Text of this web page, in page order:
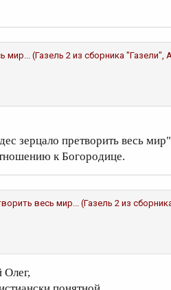
мир... (Газель 2 из сборника "Газели",
зерцало претворить весь
к Богородице.
весь мир... (Газель 2 из
Олег,